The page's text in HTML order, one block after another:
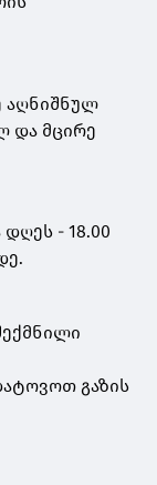
აღნიშნულ
და მცირე
დღეს - 18.00
გაზის